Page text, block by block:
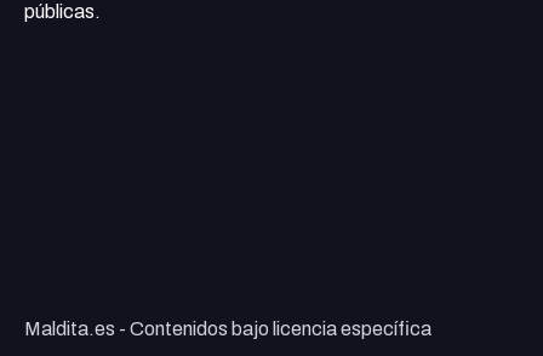
públicas.
Maldita.es - Contenidos bajo licencia específica